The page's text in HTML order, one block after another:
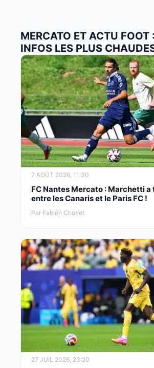
MERCATO ET ACTU FOOT
INFOS LES PLUS
7 AOÛT 2026, 11:30
FC Nantes Mercato : Marchetti a
entre les Canaris et le Paris FC !
Par Fabien Chorlet
27 JUIL 2026, 23:20